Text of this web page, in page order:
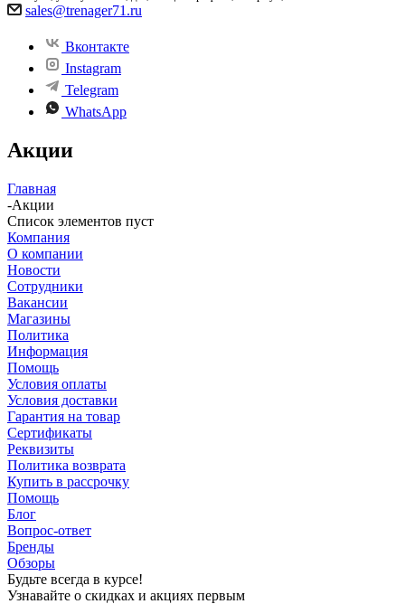
sales@trenager71.ru
Вконтакте
Instagram
Telegram
WhatsApp
Акции
Главная
-Акции
Список элементов пуст
Компания
О компании
Новости
Сотрудники
Вакансии
Магазины
Политика
Информация
Помощь
Условия оплаты
Условия доставки
Гарантия на товар
Сертификаты
Реквизиты
Политика возврата
Купить в рассрочку
Помощь
Блог
Вопрос-ответ
Бренды
Обзоры
Будьте всегда в курсе!
Узнавайте о скидках и акциях первым